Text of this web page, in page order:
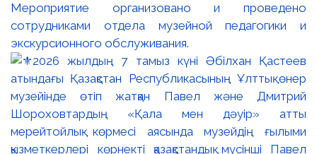
Мероприятие организовано и проведено
сотрудниками отдела музейной педагогики и
экскурсионного обслуживания.